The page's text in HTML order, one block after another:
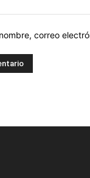
correo